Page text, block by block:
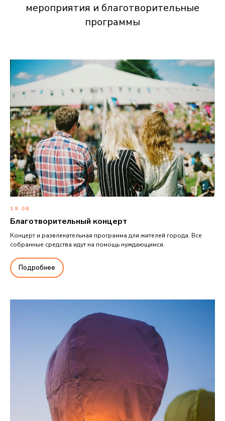
мероприятия и благотворительные
программы
19.08
Благотворительный концерт
Концерт и развлекательная программа для жителей города. Все
собранные средства идут на помощь нуждающимся.
Подробнее